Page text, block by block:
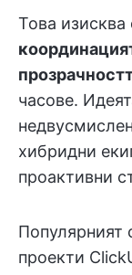
Това изисква
часове.
хибридни
проактивни
Популярният
проекти